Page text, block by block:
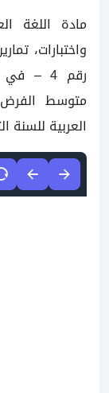
واختبارات،
رقم 4 –
متوسط الفرض
العربية للسنة